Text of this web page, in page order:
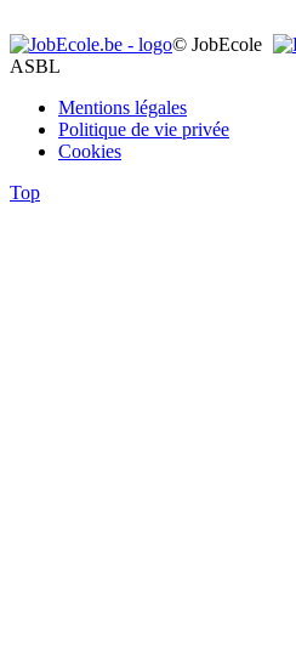
© JobEcole
ASBL
Mentions légales
Politique de vie privée
Cookies
Top